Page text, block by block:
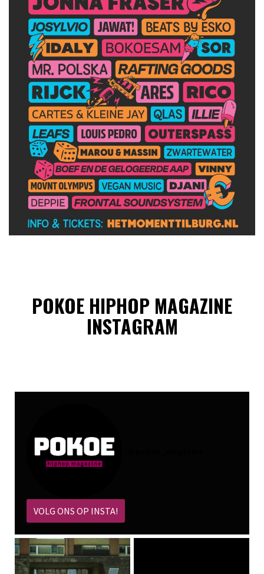
POKOE HIPHOP MAGAZINE
INSTAGRAM
VOLG ONS OP INSTA!